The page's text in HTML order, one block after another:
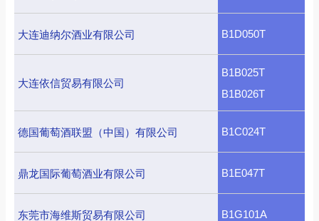
大连迪纳尔酒业有限公司 B1D050T
大连依信贸易有限公司
B1B025T
B1B026T
德国葡萄酒联盟（中国）有限公司 B1C024T
鼎龙国际葡萄酒业有限公司 B1E047T
东莞市海维斯贸易有限公司 B1G101A